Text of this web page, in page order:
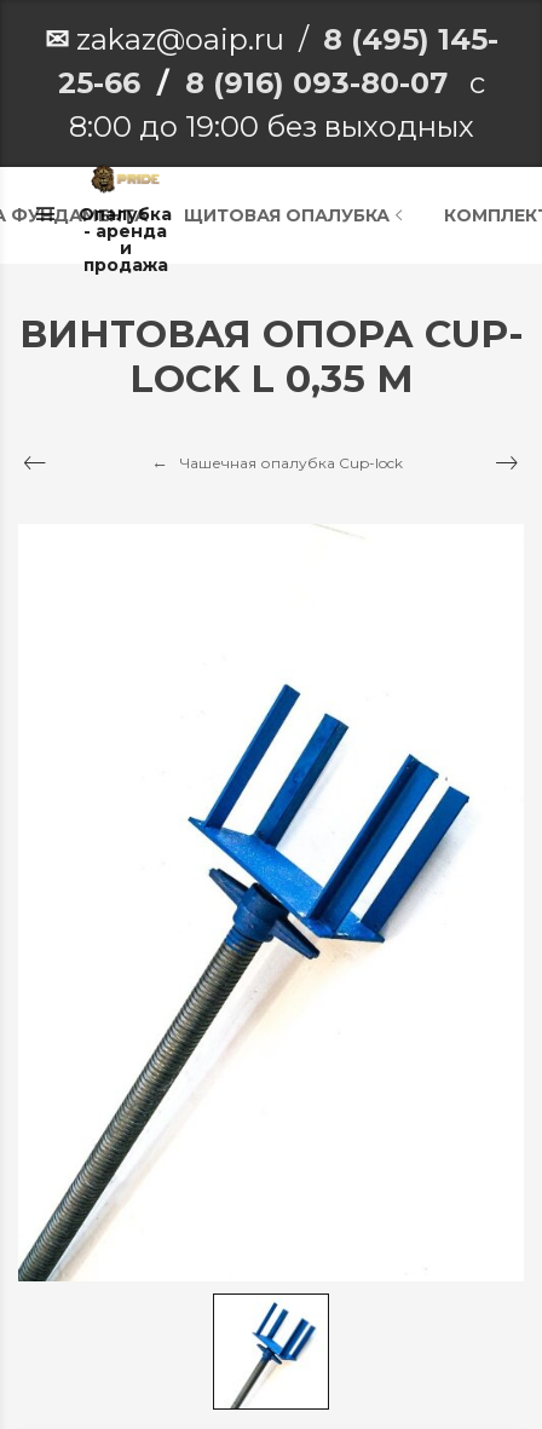
✉zakaz@oaip.ru / 8 (495) 145-
25-66/ 8 (916) 093-80-07с
8:00 до 19:00 без выходных
Опалубка
- аренда
и
продажа
ФУНДАМЕНТА ЩИТОВАЯ ОПАЛУБКА
ВИНТОВАЯ ОПОРА CUP-
LOCK L 0,35 М
Чашечная опалубка Cup-lock